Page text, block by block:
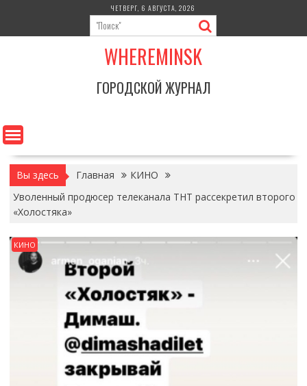
содержимому
ЧЕТВЕРГ, 6 АВГУСТА, 2026
WHEREMINSK
ГОРОДСКОЙ ЖУРНАЛ
Вы здесь Главная
КИНО
Уволенный продюсер телеканала ТНТ рассекретил второго
«Холостяка»
КИНО